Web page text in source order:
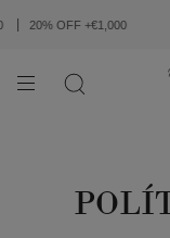
AL
20% OFF +€1,000
BÚSQUEDA